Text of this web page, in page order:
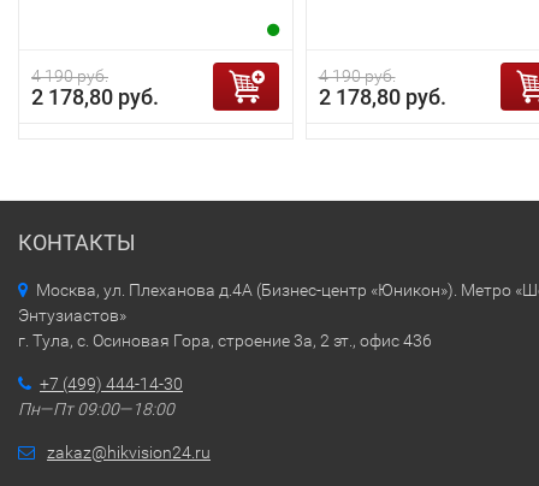
4 190 руб.
2 178,80 руб.
4 190 руб.
2 178,80 руб.
КОНТАКТЫ
Москва, ул. Плеханова д.4А (Бизнес-центр «Юникон»). Метро
Энтузиастов»
г. Тула, с. Осиновая Гора, строение 3а, 2 эт., офис 436
+7 (499) 444-14-30
Пн—Пт 09:00—18:00
zakaz@hikvision24.ru